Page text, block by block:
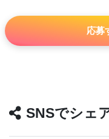
応募
SNSでシェ